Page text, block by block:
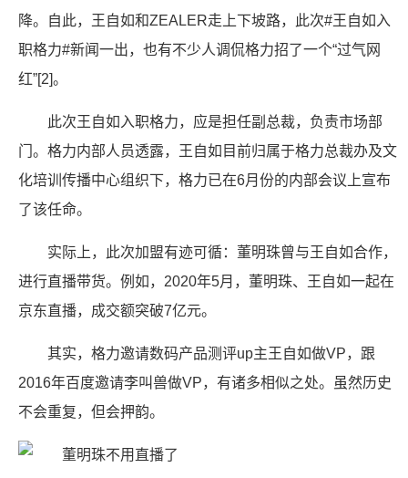
降。自此，王自如和ZEALER走上下坡路，此次#王自如入
职格力#新闻一出，也有不少人调侃格力招了一个“过气网
红”[2]。
此次王自如入职格力，应是担任副总裁，负责市场部
门。格力内部人员透露，王自如目前归属于格力总裁办及文
化培训传播中心组织下，格力已在6月份的内部会议上宣布
了该任命。
实际上，此次加盟有迹可循：董明珠曾与王自如合作，
进行直播带货。例如，2020年5月，董明珠、王自如一起在
京东直播，成交额突破7亿元。
其实，格力邀请数码产品测评up主王自如做VP，跟
2016年百度邀请李叫兽做VP，有诸多相似之处。虽然历史
不会重复，但会押韵。